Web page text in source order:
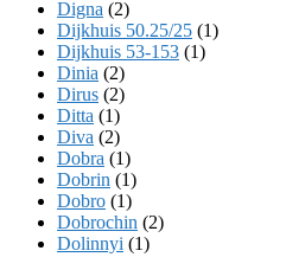
Digna (2)
Dijkhuis 50.25/25 (1)
Dijkhuis 53-153 (1)
Dinia (2)
Dirus (2)
Ditta (1)
Diva (2)
Dobra (1)
Dobrin (1)
Dobro (1)
Dobrochin (2)
Dolinnyi (1)